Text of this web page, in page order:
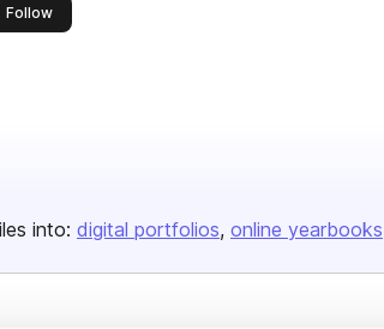
Followthis publisher
into: digital portfolios online yearbooks